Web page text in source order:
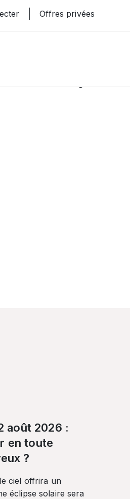
Offres privées
août 2026 :
en toute
?
ciel offrira un
éclipse solaire sera